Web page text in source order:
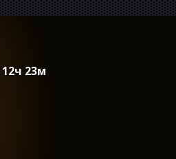
12ч 23м